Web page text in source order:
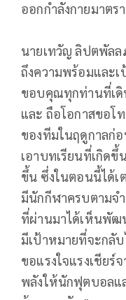
ออกกำลังกายมาตร
นายเทวัญ ลิปตพัลล
ถึงความพร้อมและ
ขอบคุณทุกท่านที่เดิ
และ ถือโอกาสขอ
ของทีมในฤดูกาลก่
เอาบทเรียนที่เกิดขึ้
ขึ้น ซึ่งในตอนนี้ได้เ
มีนักกีฬาครบตามจ
ที่ผ่านมาได้เห็นพัฒ
มีเป้าหมายที่จะกลั
ขอแรงใจแรงเชียร์
พลังให้นักฟุตบอลแ